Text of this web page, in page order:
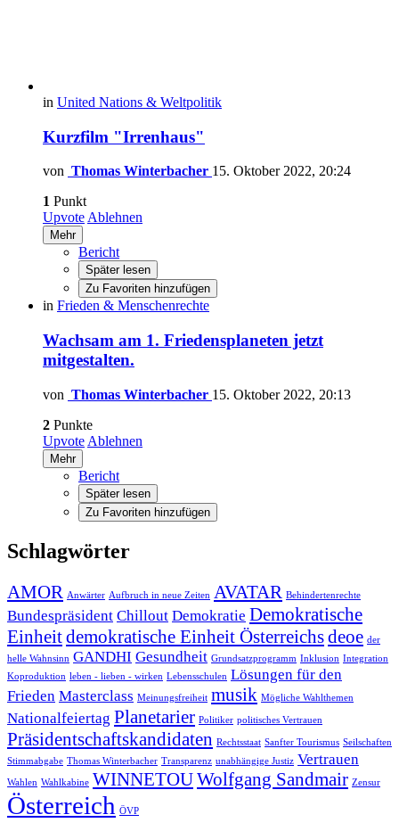
in United Nations & Weltpolitik
Kurzfilm "Irrenhaus"
von Thomas Winterbacher 15. Oktober 2022, 20:24
1 Punkt
Upvote Ablehnen
Mehr
Bericht
Später lesen
Zu Favoriten hinzufügen
in Frieden & Menschenrechte
Wachsam am 1. Friedensplaneten jetzt
mitgestalten.
von Thomas Winterbacher 15. Oktober 2022, 20:13
2 Punkte
Upvote Ablehnen
Mehr
Bericht
Später lesen
Zu Favoriten hinzufügen
Schlagwörter
AMOR Anwärter Aufbruch in neue Zeiten AVATAR Behindertenrechte
Bundespräsident Chillout Demokratie Demokratische
Einheitdemokratische Einheit Österreichsdeoe der
helle Wahnsinn GANDHI Gesundheit Grundsatzprogramm Inklusion Integration
Koproduktion leben - lieben - wirken Lebensschulen Lösungen für den
Frieden Masterclass Meinungsfreiheit musik Mögliche Wahlthemen
Nationalfeiertag Planetarier Politiker politisches Vertrauen
Präsidentschaftskandidaten Rechtsstaat Sanfter Tourismus Seilschaften
Stimmabgabe Thomas Winterbacher Transparenz unabhängige Justiz Vertrauen
Wahlen Wahlkabine WINNETOUWolfgang Sandmair Zensur
Österreich ÖVP